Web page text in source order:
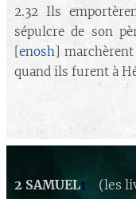
2.32 Ils
sépulcre de son
[enosh]
quand ils furent à
2 SAMUEL1 (les